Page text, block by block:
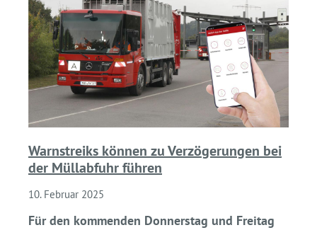
Warnstreiks können zu Verzögerungen bei
der Müllabfuhr führen
10. Februar 2025
Für den kommenden Donnerstag und Freitag